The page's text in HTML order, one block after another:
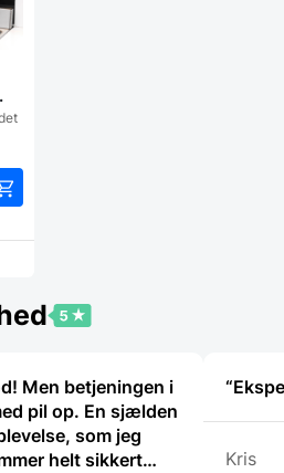
Men betjeningen i
pil op. En sjælden
som jeg
helt sikkert
Kris